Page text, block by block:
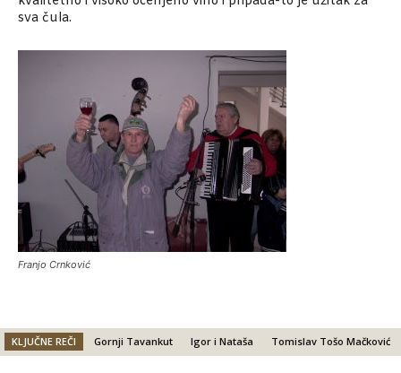
sva čula.
Franjo Crnković
KLJUČNE REČI Gornji Tavankut Igor i Nataša Tomislav Tošo Mačković